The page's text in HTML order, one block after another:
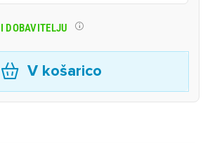
DOBAVITELJU
V košarico